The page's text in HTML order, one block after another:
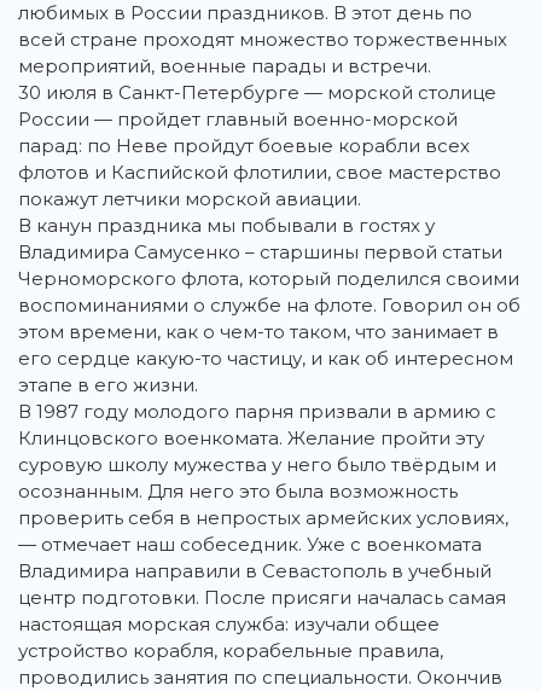
любимых в России праздников. В этот день по
всей стране проходят множество торжественных
мероприятий, военные парады и встречи.
30 июля в Санкт-Петербурге — морской столице
России — пройдет главный военно-морской
парад: по Неве пройдут боевые корабли всех
флотов и Каспийской флотилии, свое мастерство
покажут летчики морской авиации.
В канун праздника мы побывали в гостях у
Владимира Самусенко – старшины первой статьи
Черноморского флота, который поделился своими
воспоминаниями о службе на флоте. Говорил он об
этом времени, как о чем-то таком, что занимает в
его сердце какую-то частицу, и как об интересном
этапе в его жизни.
В 1987 году молодого парня призвали в армию с
Клинцовского военкомата. Желание пройти эту
суровую школу мужества у него было твёрдым и
осознанным. Для него это была возможность
проверить себя в непростых армейских условиях,
— отмечает наш собеседник. Уже с военкомата
Владимира направили в Севастополь в учебный
центр подготовки. После присяги началась самая
настоящая морская служба: изучали общее
устройство корабля, корабельные правила,
проводились занятия по специальности. Окончив